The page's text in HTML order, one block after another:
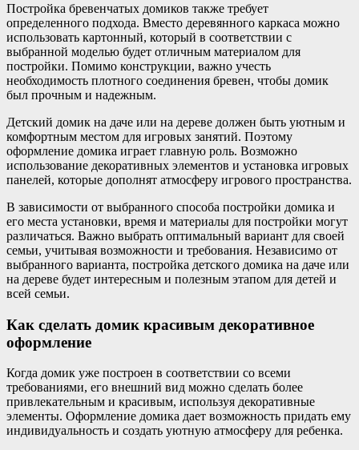
Постройка бревенчатых домиков также требует
определенного подхода. Вместо деревянного каркаса можно
использовать картонный, который в соответствии с
выбранной моделью будет отличным материалом для
постройки. Помимо конструкции, важно учесть
необходимость плотного соединения бревен, чтобы домик
был прочным и надежным.
Детский домик на даче или на дереве должен быть уютным и
комфортным местом для игровых занятий. Поэтому
оформление домика играет главную роль. Возможно
использование декоративных элементов и установка игровых
панелей, которые дополнят атмосферу игрового пространства.
В зависимости от выбранного способа постройки домика и
его места установки, время и материалы для постройки могут
различаться. Важно выбрать оптимальный вариант для своей
семьи, учитывая возможности и требования. Независимо от
выбранного варианта, постройка детского домика на даче или
на дереве будет интересным и полезным этапом для детей и
всей семьи.
Как сделать домик красивым декоративное
оформление
Когда домик уже построен в соответствии со всеми
требованиями, его внешний вид можно сделать более
привлекательным и красивым, используя декоративные
элементы. Оформление домика дает возможность придать ему
индивидуальность и создать уютную атмосферу для ребенка.